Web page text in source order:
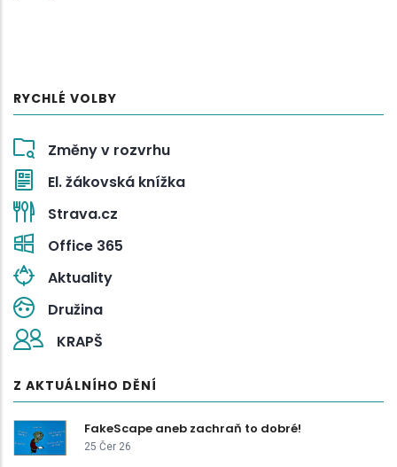
RYCHLÉ VOLBY
Změny v rozvrhu
El. žákovská knížka
Strava.cz
Office 365
Aktuality
Družina
KRAPŠ
Z AKTUÁLNÍHO DĚNÍ
FakeScape aneb zachraň to dobré!
25 Čer 26